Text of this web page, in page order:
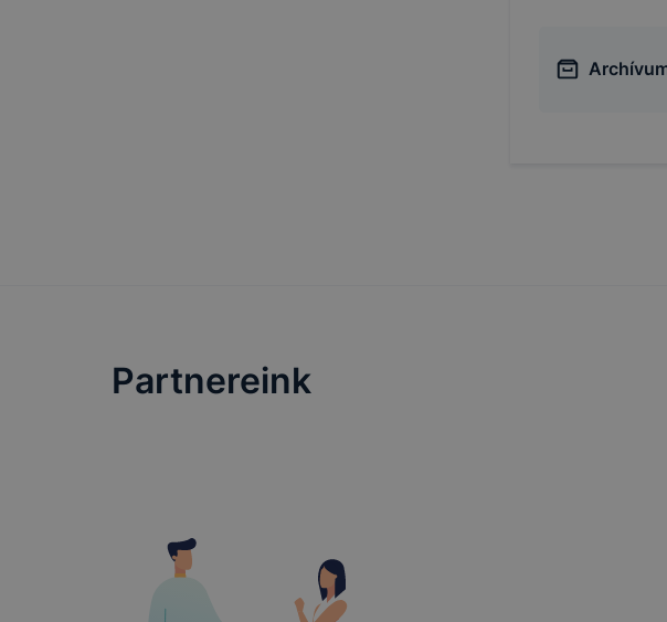
Partnereink